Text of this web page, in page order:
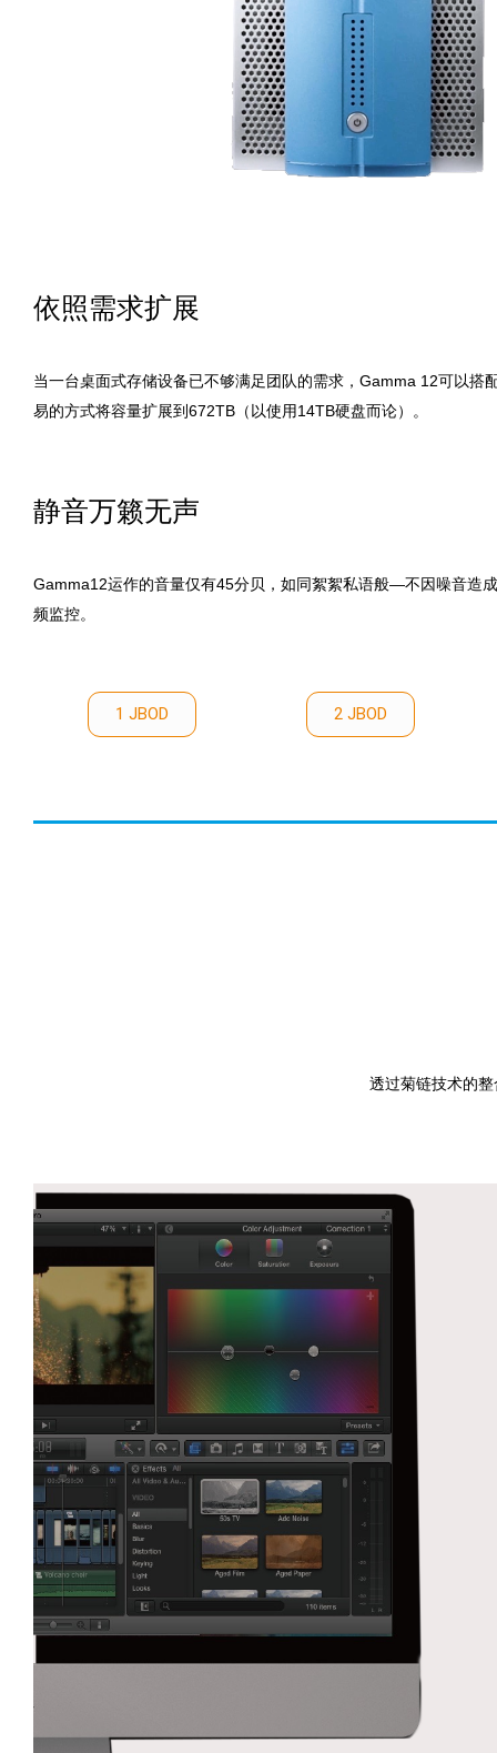
依照需求扩展
当一台桌面式存储设备已不够满足团队的需求，Gamma 12可以搭
易的方式将容量扩展到672TB（以使用14TB硬盘而论）。
静音万籁无声
Gamma12运作的音量仅有45分贝，如同絮絮私语般—不因噪音造
频监控。
1 JBOD 2 JBOD
透过菊链技术的